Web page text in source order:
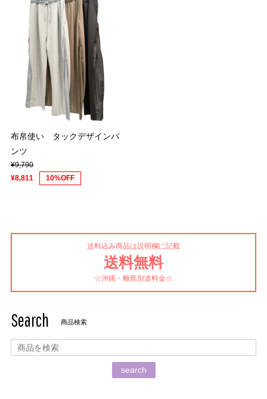
布帛使い タックデザインパ
ンツ
¥9,790
¥8,811
10%OFF
送料込み商品は説明欄に記載
送料無料
☆沖縄・離島別途料金☆
Search 商品検索
search